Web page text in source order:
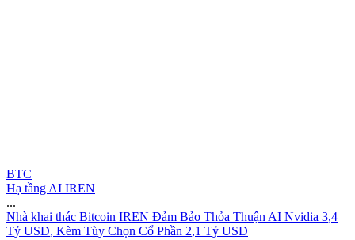
BTC
Hạ tầng AI IREN
...
Nhà khai thác Bitcoin IREN Đảm Bảo Thỏa Thuận AI Nvidia 3,4
Tỷ USD, Kèm Tùy Chọn Cổ Phần 2,1 Tỷ USD